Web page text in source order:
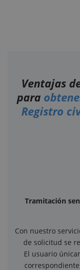
Ventajas
para
Registro
Tramitación
Con nuestro
de solicitud se
El usuario